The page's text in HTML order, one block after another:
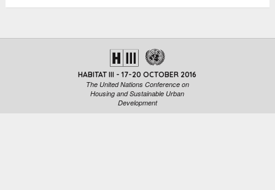
HABITAT III - 17-20 OCTOBER 2016
The United Nations Conference on
Housing and Sustainable Urban
Development